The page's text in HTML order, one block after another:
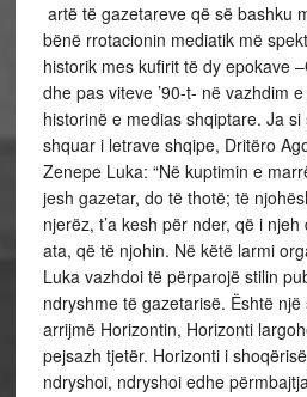
artë të gazetareve që së bashku
bënë rrotacionin mediatik më
historik mes kufirit të dy epokave
dhe pas viteve ’90-t- në vazhdim
historinë e medias shqiptare. Ja
shquar i letrave shqipe, Dritëro
Zenepe Luka: “Në kuptimin e
jesh gazetar, do të thotë; të
njerëz, t’a kesh për nder, që i
ata, që të njohin. Në këtë larmi
Luka vazhdoi të përparojë stilin
ndryshme të gazetarisë. Është
arrijmë Horizontin, Horizonti
pejsazh tjetër. Horizonti i
ndryshoi, ndryshoi edhe